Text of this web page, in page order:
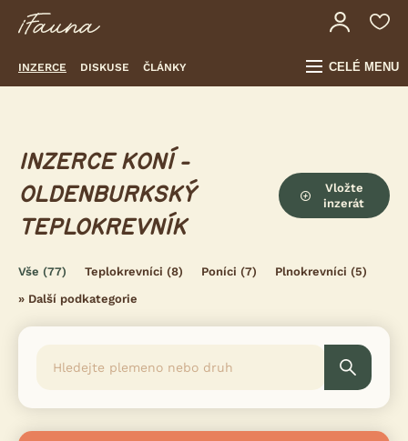
INZERCE DISKUSE ČLÁNKY CELÉ MENU
INZERCE KONÍ -
OLDENBURKSKÝ
TEPLOKREVNÍK
Vložte
inzerát
Vše (77) Teplokrevníci (8) Poníci (7) Plnokrevníci (5)
» Další podkategorie